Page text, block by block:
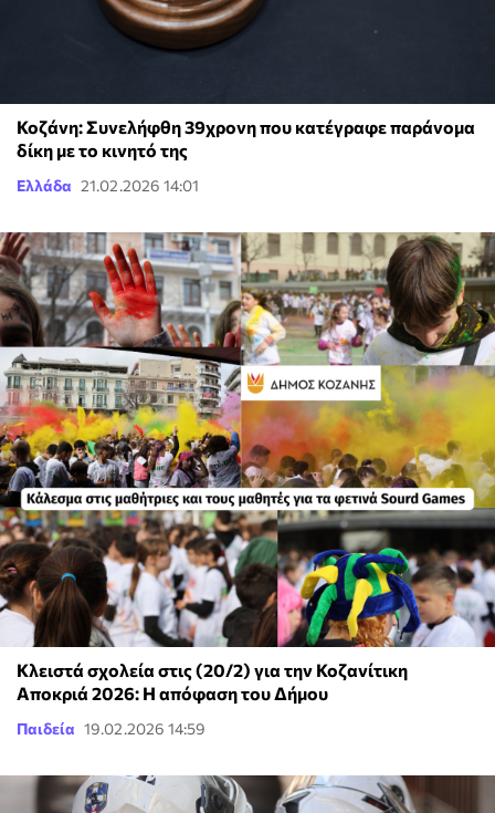
Κοζάνη: Συνελήφθη 39χρονη που κατέγραφε παράνομα
δίκη με το κινητό της
Ελλάδα 21.02.2026 14:01
Κλειστά σχολεία στις (20/2) για την Κοζανίτικη
Αποκριά 2026: Η απόφαση του Δήμου
Παιδεία 19.02.2026 14:59